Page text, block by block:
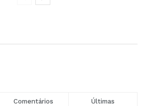
Comentários Últimas